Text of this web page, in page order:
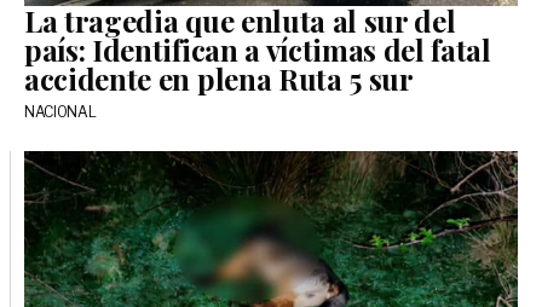
La tragedia que enluta al sur del
país: Identifican a víctimas del fatal
accidente en plena Ruta 5 sur
NACIONAL